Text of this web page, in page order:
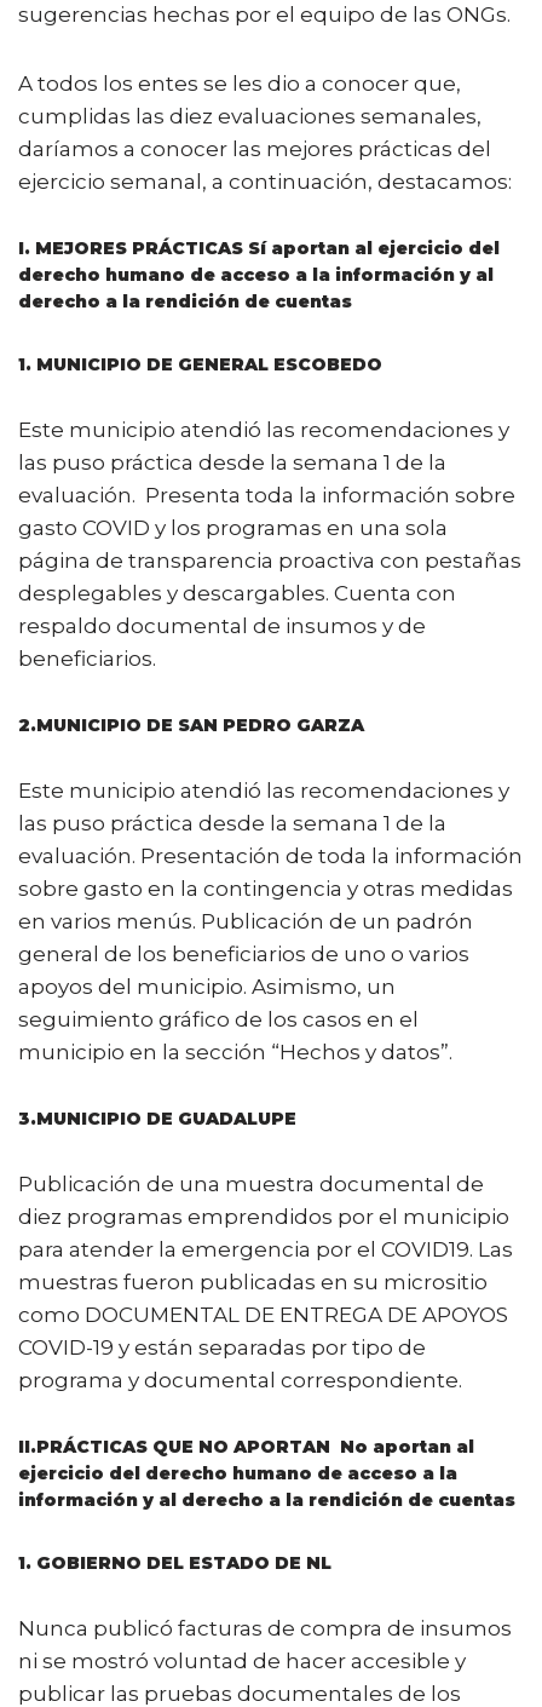
sugerencias hechas por el equipo de las ONGs.
A todos los entes se les dio a conocer que,
cumplidas las diez evaluaciones semanales,
daríamos a conocer las mejores prácticas del
ejercicio semanal, a continuación, destacamos:
I. MEJORES PRÁCTICAS Sí aportan al ejercicio del
derecho humano de acceso a la información y al
derecho a la rendición de cuentas
1. MUNICIPIO DE GENERAL ESCOBEDO
Este municipio atendió las recomendaciones y
las puso práctica desde la semana 1 de la
evaluación. Presenta toda la información sobre
gasto COVID y los programas en una sola
página de transparencia proactiva con pestañas
desplegables y descargables. Cuenta con
respaldo documental de insumos y de
beneficiarios.
2.MUNICIPIO DE SAN PEDRO GARZA
Este municipio atendió las recomendaciones y
las puso práctica desde la semana 1 de la
evaluación. Presentación de toda la información
sobre gasto en la contingencia y otras medidas
en varios menús. Publicación de un padrón
general de los beneficiarios de uno o varios
apoyos del municipio. Asimismo, un
seguimiento gráfico de los casos en el
municipio en la sección “Hechos y datos”.
3.MUNICIPIO DE GUADALUPE
Publicación de una muestra documental de
diez programas emprendidos por el municipio
para atender la emergencia por el COVID19. Las
muestras fueron publicadas en su micrositio
como DOCUMENTAL DE ENTREGA DE APOYOS
COVID-19 y están separadas por tipo de
programa y documental correspondiente.
II.PRÁCTICAS QUE NO APORTAN No aportan al
ejercicio del derecho humano de acceso a la
información y al derecho a la rendición de cuentas
1. GOBIERNO DEL ESTADO DE NL
Nunca publicó facturas de compra de insumos
ni se mostró voluntad de hacer accesible y
publicar las pruebas documentales de los